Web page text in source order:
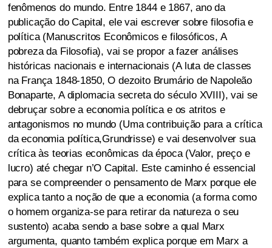
fenômenos do mundo. Entre 1844 e 1867, ano da
publicação do Capital, ele vai escrever sobre filosofia e
política (Manuscritos Econômicos e filosóficos, A
pobreza da Filosofia), vai se propor a fazer análises
históricas nacionais e internacionais (A luta de classes
na França 1848-1850, O dezoito Brumário de Napoleão
Bonaparte, A diplomacia secreta do século XVIII), vai se
debruçar sobre a economia política e os atritos e
antagonismos no mundo (Uma contribuição para a crítica
da economia política,Grundrisse) e vai desenvolver sua
crítica às teorias econômicas da época (Valor, preço e
lucro) até chegar n’O Capital. Este caminho é essencial
para se compreender o pensamento de Marx porque ele
explica tanto a noção de que a economia (a forma como
o homem organiza-se para retirar da natureza o seu
sustento) acaba sendo a base sobre a qual Marx
argumenta, quanto também explica porque em Marx a